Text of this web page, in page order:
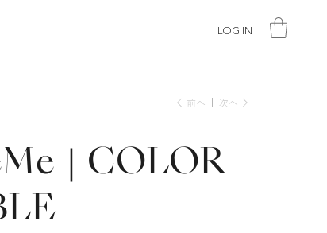
LOG IN
前へ 次へ
｜COLOR